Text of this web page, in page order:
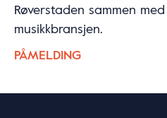
Røverstaden sammen
musikkbransjen.
PÅMELDING